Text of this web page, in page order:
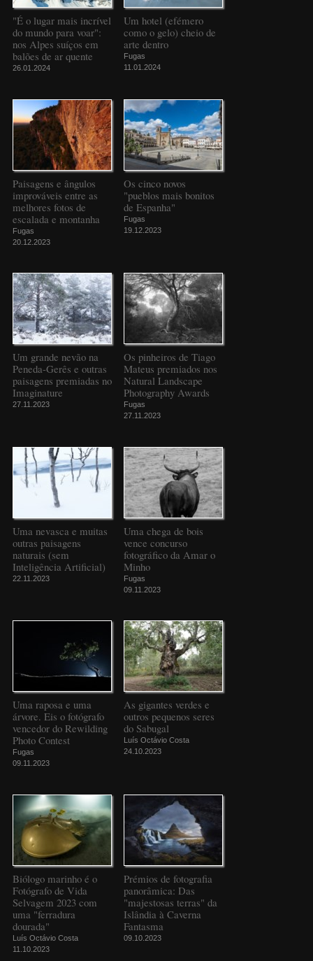
"É o lugar mais incrível
do mundo para voar":
nos Alpes suíços em
balões de ar quente
26.01.2024
Um hotel (efémero
como o gelo) cheio de
arte dentro
Fugas
11.01.2024
Paisagens e ângulos
improváveis entre as
melhores fotos de
escalada e montanha
Fugas
20.12.2023
Os cinco novos
"pueblos mais bonitos
de Espanha"
Fugas
19.12.2023
Um grande nevão na
Peneda-Gerês e outras
paisagens premiadas no
Imaginature
27.11.2023
Os pinheiros de Tiago
Mateus premiados nos
Natural Landscape
Photography Awards
Fugas
27.11.2023
Uma nevasca e muitas
outras paisagens
naturais (sem
Inteligência Artificial)
22.11.2023
Uma chega de bois
vence concurso
fotográfico da Amar o
Minho
Fugas
09.11.2023
Uma raposa e uma
árvore. Eis o fotógrafo
vencedor do Rewilding
Photo Contest
Fugas
09.11.2023
As gigantes verdes e
outros pequenos seres
do Sabugal
Luís Octávio Costa
24.10.2023
Biólogo marinho é o
Fotógrafo de Vida
Selvagem 2023 com
uma "ferradura
dourada"
Luís Octávio Costa
11.10.2023
Prémios de fotografia
panorâmica: Das
"majestosas terras" da
Islândia à Caverna
Fantasma
09.10.2023